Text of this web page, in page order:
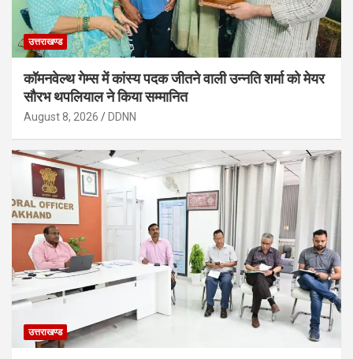
उत्तराखण्ड
कॉमनवेल्थ गेम्स में कांस्य पदक जीतने वाली उन्नति शर्मा को मेयर
सौरभ थपलियाल ने किया सम्मानित
August 8, 2026 DDNN
उत्तराखण्ड